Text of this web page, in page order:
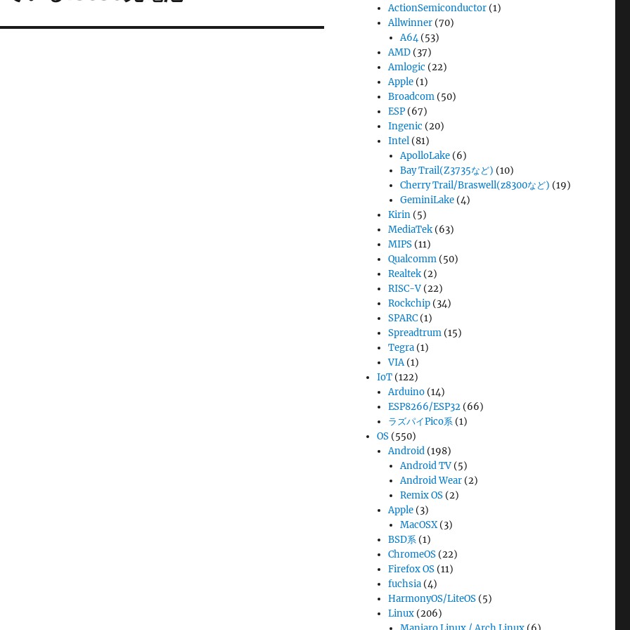
ActionSemiconductor (1)
Allwinner (70)
A64(53)
AMD (37)
Amlogic (22)
Apple (1)
Broadcom (50)
ESP (67)
Ingenic (20)
Intel (81)
ApolloLake(6)
Bay Trail(Z3735など) (10)
Cherry Trail/Braswell(z8300など) (19)
GeminiLake(4)
Kirin (5)
MediaTek (63)
MIPS (11)
Qualcomm (50)
Realtek (2)
RISC-V (22)
Rockchip (34)
SPARC (1)
Spreadtrum (15)
Tegra (1)
VIA(1)
IoT (122)
Arduino (14)
ESP8266/ESP32 (66)
ラズパイPico系 (1)
OS (550)
Android (198)
Android TV(5)
Android Wear(2)
Remix OS(2)
Apple (3)
MacOSX(3)
BSD系 (1)
ChromeOS (22)
Firefox OS (11)
fuchsia (4)
HarmonyOS/LiteOS (5)
Linux (206)